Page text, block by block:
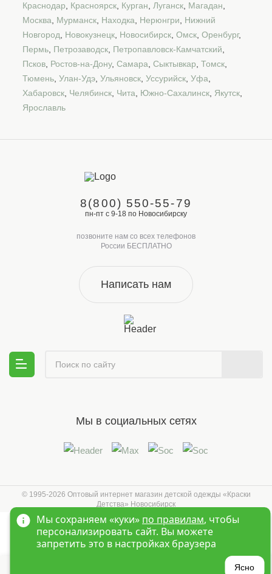
Краснодар, Красноярск, Курган, Луганск, Магадан,
Москва, Мурманск, Находка, Нерюнгри, Нижний
Новгород, Новокузнецк, Новосибирск, Омск, Оренбург,
Пермь, Петрозаводск, Петропавловск-Камчатский,
Псков, Ростов-на-Дону, Самара, Сыктывкар, Томск,
Тюмень, Улан-Удэ, Ульяновск, Уссурийск, Уфа,
Хабаровск, Челябинск, Чита, Южно-Сахалинск, Якутск,
Ярославль
8(800) 550-55-79
пн-пт с 9-18 по Новосибирску
позвоните нам со всех телефонов
России БЕСПЛАТНО
Написать нам
Мы в социальных сетях
© 1995-2026 Оптовый интернет магазин детской одежды «Краски
Детства» Новосибирск
Мы сохраняем «куки» по правилам, чтобы
персонализировать сайт. Вы можете
запретить это в настройках браузера
Ясно